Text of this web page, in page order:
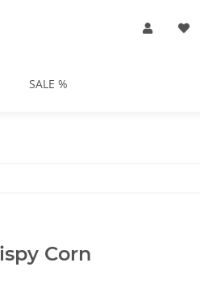
SALE %
Corn